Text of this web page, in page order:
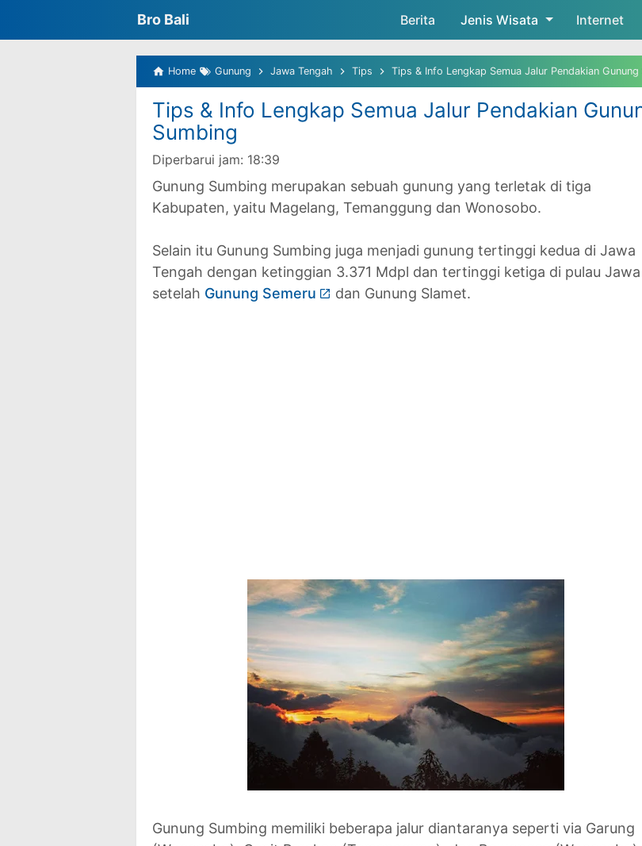
Skip to main content
Bro Bali Berita Jenis Wisata Internet
Home Gunung Jawa Tengah Tips Tips & Info Lengkap Semua Jalur Pendakian Gunung
Tips & Info Lengkap Semua Jalur Pendakian
Sumbing
Diperbarui jam: 18:39
Gunung Sumbing merupakan sebuah gunung yang terletak di tiga
Kabupaten, yaitu Magelang, Temanggung dan Wonosobo.
Selain itu Gunung Sumbing juga menjadi gunung tertinggi kedua di Jawa
Tengah dengan ketinggian 3.371 Mdpl dan tertinggi ketiga di pulau Jawa
setelah Gunung Semeru dan Gunung Slamet.
Gunung Sumbing memiliki beberapa jalur diantaranya seperti via Garung